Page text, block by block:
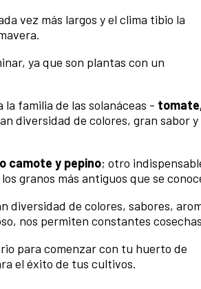
vez más largos y el clima tibio la
ya que son plantas con un
familia de las solanáceas -
diversidad de colores, gran sabor y
camote y pepino; otro
granos más antiguos que se
diversidad de colores, sabores,
nos permiten constantes
para comenzar con tu huerto de
el éxito de tus cultivos.